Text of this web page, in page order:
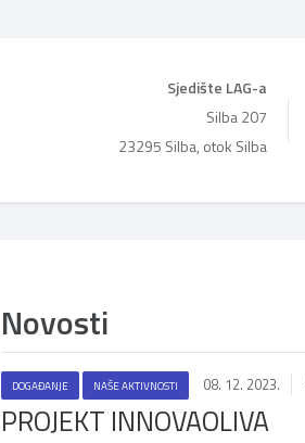
Sjedište LAG-a
Silba 207
23295 Silba, otok Silba
Novosti
DOGAĐANJE NAŠE AKTIVNOSTI 08. 12. 2023.
PROJEKT INNOVAOLIVA